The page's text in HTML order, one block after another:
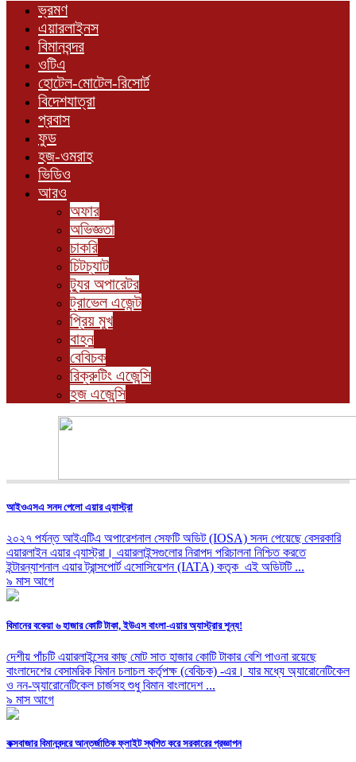
ভ্রমণ
এয়ারলাইনস
বিমানবন্দর
ওটিএ
হোটেল-মোটেল-রিসোর্ট
বিদেশযাত্রা
প্রবাস
ফুড
হজ-ওমরাহ
ভিডিও
আরও
অফার
অভিজ্ঞতা
চাকরি
চিটচ্যাট
ট্যুর অপারেটর
ট্রাভেল এজেন্ট
প্রিয় মুখ
বাহন
বেবিচক
রিক্রুটিং এজেন্সি
হজ এজেন্সি
আইওএসএ সনদ পেলো এয়ার এ্যাস্ট্রা
২০২৭ পর্যন্ত আইএটিএ অপারেশনাল সেফটি অডিট (IOSA) সনদ পেয়েছে বেসরকারি
এয়ারলাইন এয়ার এ্যাস্ট্রা। এয়ারলাইন্সগুলোর নিরাপদ পরিচালনা নিশ্চিত করতে
ইন্টারন্যাশনাল এয়ার ট্রান্সপোর্ট এসোসিয়েশন (IATA) কতৃক এই অডিটটি ...
৯ মাস আগে
বিমানের বকেয়া ৬ হাজার কোটি টাকা, ইউএস বাংলা-এয়ার অ্যাস্ট্রার শূন্য!
দেশীয় পাঁচটি এয়ারলাইন্সের কাছ মোট সাত হাজার কোটি টাকার বেশি পাওনা রয়েছে
বাংলাদেশের বেসামরিক বিমান চলাচল কর্তৃপক্ষ (বেবিচক) -এর। যার মধ্যে অ্যারোনেটিকেল
ও নন-অ্যারোনেটিকেল চার্জসহ শুধু বিমান বাংলাদেশ ...
৯ মাস আগে
কক্সবাজার বিমানবন্দরে আন্তর্জাতিক ফ্লাইট স্থগিত করে সরকারের প্রজ্ঞাপন